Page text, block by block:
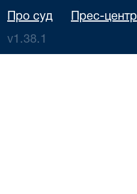
Про суд Прес-центр
v1.38.1